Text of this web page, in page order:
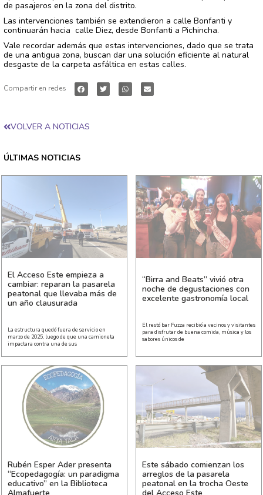
de pasajeros en la zona del distrito.
Las intervenciones también se extendieron a calle Bonfanti y
continuarán hacia calle Diez, desde Bonfanti a Pichincha.
Vale recordar además que estas intervenciones, dado que se trata
de una antigua zona, buscan dar una solución eficiente al natural
desgaste de la carpeta asfáltica en estas calles.
Compartir en redes
VOLVER A NOTICIAS
ÚLTIMAS NOTICIAS
El Acceso Este empieza a
cambiar: reparan la pasarela
peatonal que llevaba más de
un año clausurada
La estructura quedó fuera de servicio en
marzo de 2025, luego de que una camioneta
impactara contra una de sus
“Birra and Beats” vivió otra
noche de degustaciones con
excelente gastronomía local
El restó bar Fuzza recibió a vecinos y visitantes
para disfrutar de buena comida, música y los
sabores únicos de
Rubén Esper Ader presenta
“Ecopedagogía: un paradigma
educativo” en la Biblioteca
Este sábado comienzan los
arreglos de la pasarela
peatonal en la trocha Oeste